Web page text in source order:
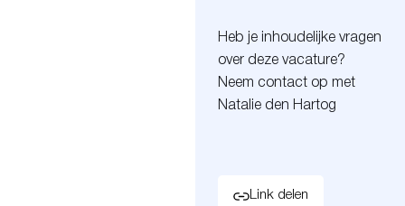
Heb je inhoudelijke vragen
over deze vacature?
Neem contact op met
Natalie den Hartog
Link delen